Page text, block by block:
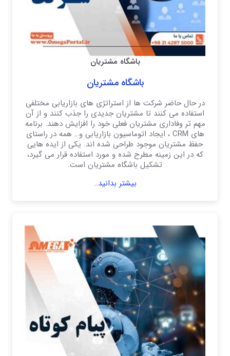
باشگاه مشتریان
باشگاه مشتریان
در حال حاضر شرکت ها از استراتژی های بازاریابی مختلفی
استفاده می کنند تا مشتریان جدیدی را جذب کنند و از آن
مهم تر وفاداری مشتریان فعلی خود را افزایش دهند. برنامه
های CRM ، ایجاد اتوماسیون بازاریابی و… همه در راستای
حفظ مشتریان موجود طراحی شده اند. یکی از ایده هایی
که در این زمینه مطرح شده و مورد استفاده قرار می گیرد،
تشکیل باشگاه مشتریان است.
بیشتر بدانید..